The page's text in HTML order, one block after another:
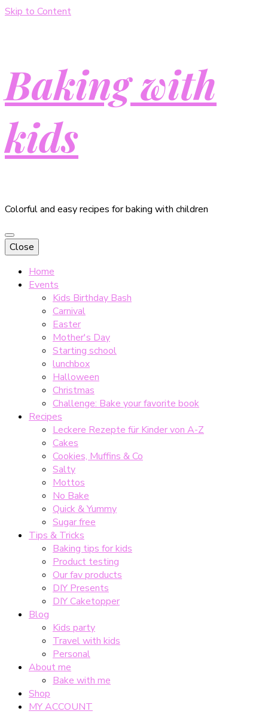
Skip to Content
Baking with
kids
Colorful and easy recipes for baking with children
Close
Home
Events
Kids Birthday Bash
Carnival
Easter
Mother's Day
Starting school
lunchbox
Halloween
Christmas
Challenge: Bake your favorite book
Recipes
Leckere Rezepte für Kinder von A-Z
Cakes
Cookies, Muffins & Co
Salty
Mottos
No Bake
Quick & Yummy
Sugar free
Tips & Tricks
Baking tips for kids
Product testing
Our fav products
DIY Presents
DIY Caketopper
Blog
Kids party
Travel with kids
Personal
About me
Bake with me
Shop
MY ACCOUNT